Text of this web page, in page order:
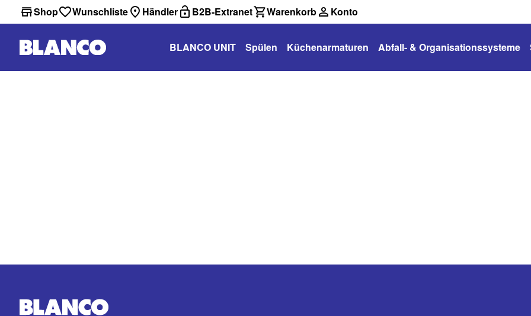
Shop Wunschliste Händler B2B-Extranet Warenkorb Konto
BLANCO UNIT Spülen Küchenarmaturen Abfall- & Organisationssysteme